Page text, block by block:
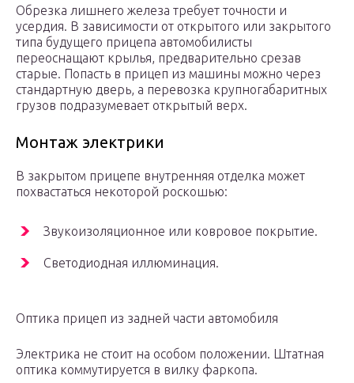
Обрезка лишнего железа требует точности и
усердия. В зависимости от открытого или закрытого
типа будущего прицепа автомобилисты
переоснащают крылья, предварительно срезав
старые. Попасть в прицеп из машины можно через
стандартную дверь, а перевозка крупногабаритных
грузов подразумевает открытый верх.
Монтаж электрики
В закрытом прицепе внутренняя отделка может
похвастаться некоторой роскошью:
Звукоизоляционное или ковровое покрытие.
Светодиодная иллюминация.
Оптика прицеп из задней части автомобиля
Электрика не стоит на особом положении. Штатная
оптика коммутируется в вилку фаркопа.